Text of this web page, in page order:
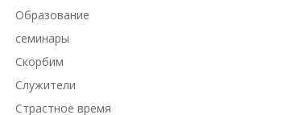
Образование
семинары
Скорбим
Служители
Страстное время